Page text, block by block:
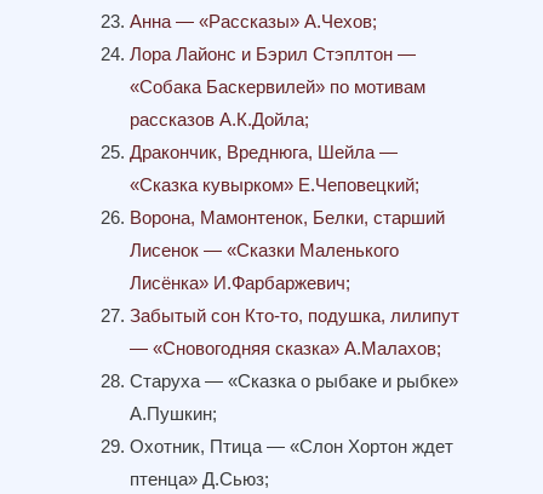
Анна — «Рассказы» А.Чехов;
Лора Лайонс и Бэрил Стэплтон —
«Собака Баскервилей» по мотивам
рассказов А.К.Дойла;
Дракончик, Вреднюга, Шейла —
«Сказка кувырком» Е.Чеповецкий;
Ворона, Мамонтенок, Белки, старший
Лисенок — «Сказки Маленького
Лисёнка» И.Фарбаржевич;
Забытый сон Кто-то, подушка, лилипут
— «Сновогодняя сказка» А.Малахов;
Старуха — «Сказка о рыбаке и рыбке»
А.Пушкин;
Охотник, Птица — «Слон Хортон ждет
птенца» Д.Сьюз;